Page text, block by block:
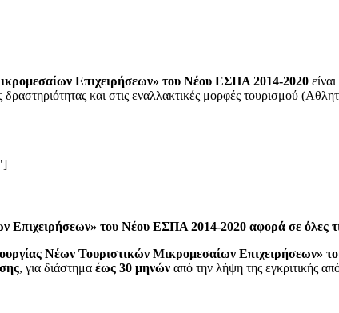
Επιχειρήσεων» του Νέου ΕΣΠΑ 2014-2020
δραστηριότητας και στις εναλλακτικές μορφές τουρισμού
Επιχειρήσεων» του Νέου ΕΣΠΑ 2014-2020 αφορά σε όλες
Νέων Τουριστικών Μικρομεσαίων Επιχειρήσεων»
, για διάστημα έως 30 μηνών από την λήψη της εγκριτικής